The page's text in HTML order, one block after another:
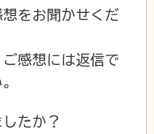
をお聞かせくだ
感想には返信で
たか？